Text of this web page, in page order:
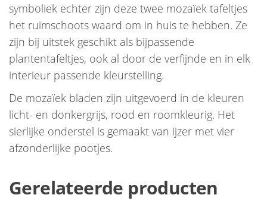
symboliek echter zijn deze twee mozaïek tafeltjes
het ruimschoots waard om in huis te hebben. Ze
zijn bij uitstek geschikt als bijpassende
plantentafeltjes, ook al door de verfijnde en in elk
interieur passende kleurstelling.
De mozaïek bladen zijn uitgevoerd in de kleuren
licht- en donkergrijs, rood en roomkleurig. Het
sierlijke onderstel is gemaakt van ijzer met vier
afzonderlijke pootjes.
Gerelateerde producten